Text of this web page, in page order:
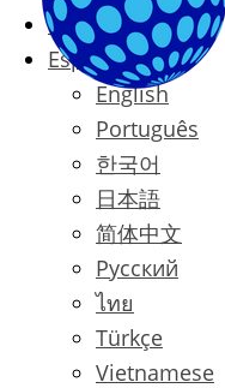
Contact
Español
English
Português
한국어
日本語
简体中文
Русский
ไทย
Türkçe
Vietnamese